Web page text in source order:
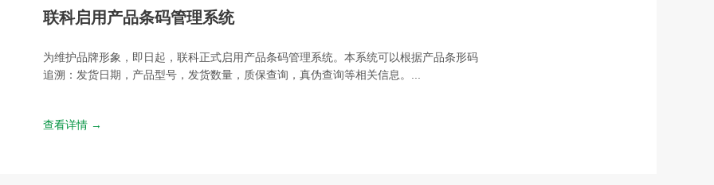
联科启用产品条码管理系统
为维护品牌形象，即日起，联科正式启用产品条码管理系统。本系统可以根据产品条形码
追溯：发货日期，产品型号，发货数量，质保查询，真伪查询等相关信息。...
查看详情 →